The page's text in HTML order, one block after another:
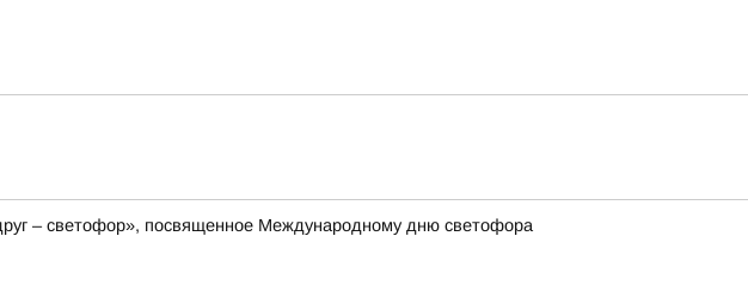
– светофор», посвященное Международному дню светофора